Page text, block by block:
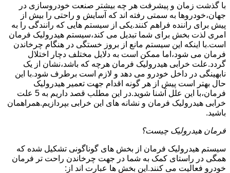
با گذشت زمان و پیشرفت هر چه بیشتر صنعت خودروسازی در
جهان،خودروها به سمتی رفته اند که آسایش و راحتی را بیش از
پیش برای راننده فراهم کنند.یکی از سیستم هایی که رانندگی را به
امری لذت بخش برای شما تبدیل می کند،سیستم هیدرولیک فرمان
است.با اینکه این سیستم مانع از بروز خستگی در هنگام چرخاندن
فرمان می شود،اما ممکن است به دلایل مختلف دچار اختلال
گردد.علت خرابی هیدرولیک فرمان هرچه که باشد،نشان از یک
نابهینگی در داخل خودرو می دهد و لازم است برطرف شود.با این
حال بهتر است پیش از هر گونه اقدام جهت تعمیر هیدرولیک
فرمان،با این علل آشنا شوید.در این مطلب قصد داریم به 5 علت
خرابی هیدرولیک فرمان و نشانه های این خرابی بپردازیم.همراهمان
باشید.
فرمان هیدرولیک چیست؟
سیستم هیدرولیک فرمان از بخش های گوناگونی تشکیل شده که
همگی در راستای کمک به شما در جهت چرخاندن راحت تر فرمان
خودرو فعالیت می کنند.این بخش ها عبارت اند از: